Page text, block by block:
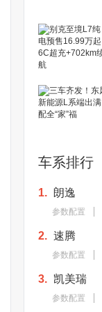
车系排行
1. 朗逸
参数配置
2. 速腾
参数配置
3. 凯美瑞
参数配置